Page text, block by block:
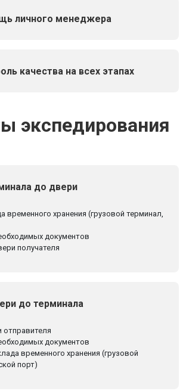
личного менеджера
качества на всех этапах
экспедирования
до двери
временного хранения (грузовой терминал,
документов
получателя
до терминала
отправителя
документов
временного хранения (грузовой
порт)